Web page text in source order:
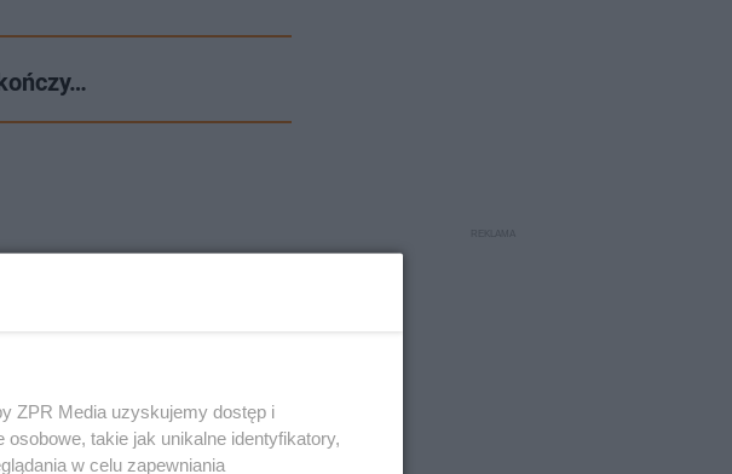
ZPR Media uzyskujemy dostęp i
takie jak unikalne identyfikatory,
w celu zapewniania